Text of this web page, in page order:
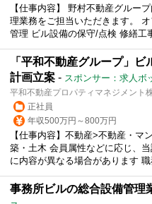
【仕事内容】 野村不動産グルー
理業務をご担当いただきます。
管理 ビル設備の保守/点検 修繕工
「平和不動産グループ」
計画立案 - スポンサー：求人ボ
平和不動産プロパティマネジメント
正社員
年収500万円～800万円
【仕事内容】不動産>不動産・マ
築・土木 会員属性などに応じ、
に内容が異なる場合があります
事務所ビルの総合設備管理